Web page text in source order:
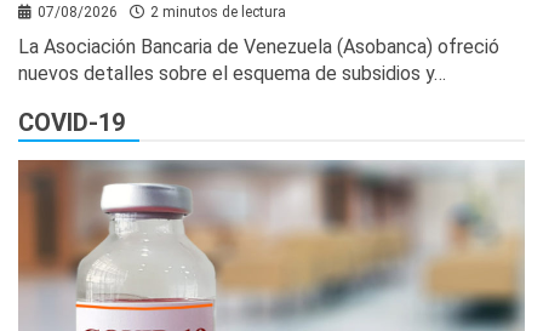
07/08/2026 2 minutos de lectura
La Asociación Bancaria de Venezuela (Asobanca) ofreció
nuevos detalles sobre el esquema de subsidios y…
COVID-19